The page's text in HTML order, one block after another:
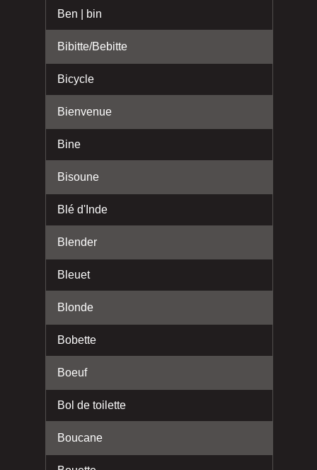
Ben | bin
Bibitte/Bebitte
Bicycle
Bienvenue
Bine
Bisoune
Blé d'Inde
Blender
Bleuet
Blonde
Bobette
Boeuf
Bol de toilette
Boucane